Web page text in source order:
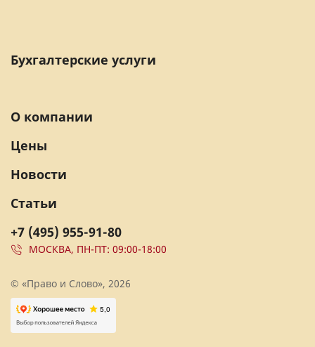
Бухгалтерские услуги
+7 (495) 955-91-80
МОСКВА, ПН-ПТ: 09:00-18:00
О компании
Цены
Новости
Статьи
© «Право и Слово», 2026